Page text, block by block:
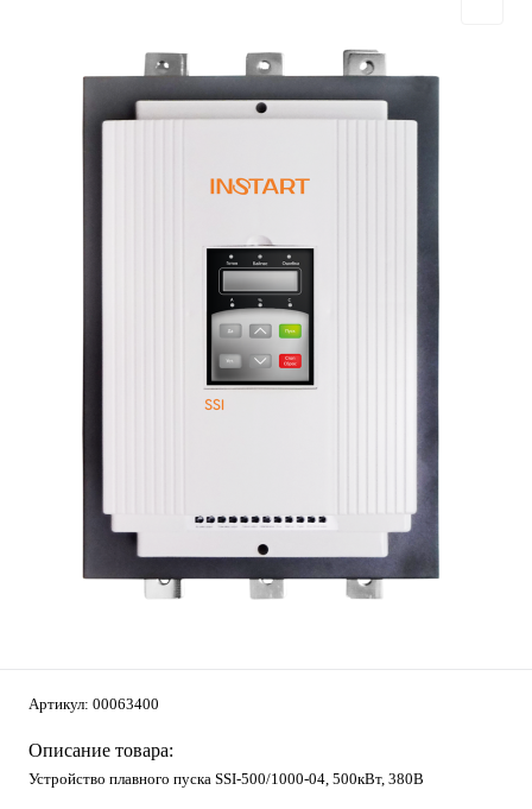
Артикул: 00063400
Описание товара:
Устройство плавного пуска SSI-500/1000-04, 500кВт, 380В